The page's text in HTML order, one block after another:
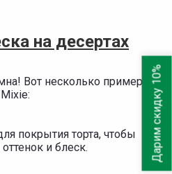
на десертах
Вот несколько примеров
покрытия торта, чтобы
и блеск.
Дарим скидку 10%